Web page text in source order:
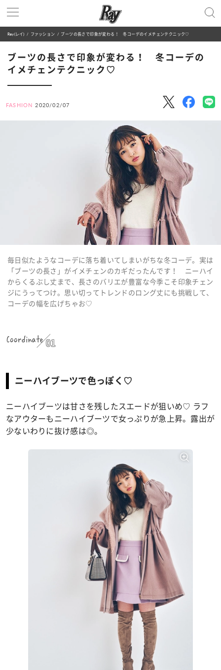
Ray(レイ) ファッション ブーツの長さで印象が変わる！ 冬コーデのイメチェンテクニック♡
ブーツの長さで印象が変わる！ 冬コーデの
イメチェンテクニック♡
FASHION 2020/02/07
毎日似たようなコーデに落ち着いてしまいがちな冬コーデ。実は
「ブーツの長さ」がイメチェンのカギだったんです！ ニーハイ
からくるぶし丈まで、長さのバリエが豊富な今季こそ印象チェン
ジにうってつけ。思い切ってトレンドのロング丈にも挑戦して、
コーデの幅を広げちゃお♡
Coordinate 01
ニーハイブーツで色っぽく♡
ニーハイブーツは甘さを残したスエードが狙いめ♡ ラフ
なアウターもニーハイブーツで女っぷりが急上昇。露出が
少ないわりに抜け感は◎。